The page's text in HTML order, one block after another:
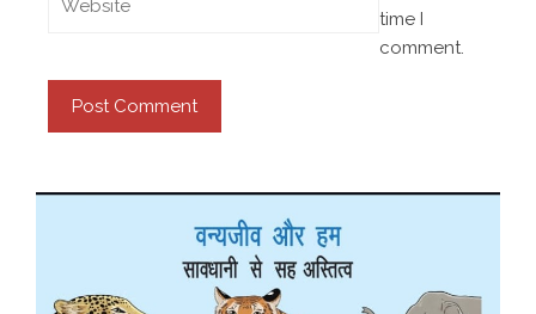
time I
comment.